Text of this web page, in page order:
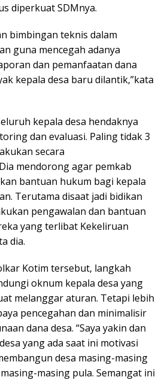
diperkuat SDMnya.
bimbingan teknis dalam
guna mencegah adanya
dan pemanfaatan dana
kepala desa baru dilantik,”kata
kepala desa hendaknya
dan evaluasi. Paling tidak 3
secara
mendorong agar pemkab
bantuan hukum bagi kepala
Terutama disaat jadi bidikan
pengawalan dan bantuan
yang terlibat Kekeliruan
dia.
Kotim tersebut, langkah
oknum kepala desa yang
melanggar aturan. Tetapi lebih
pencegahan dan minimalisir
dana desa. “Saya yakin dan
yang ada saat ini motivasi
desa masing-masing
masing pula. Semangat ini